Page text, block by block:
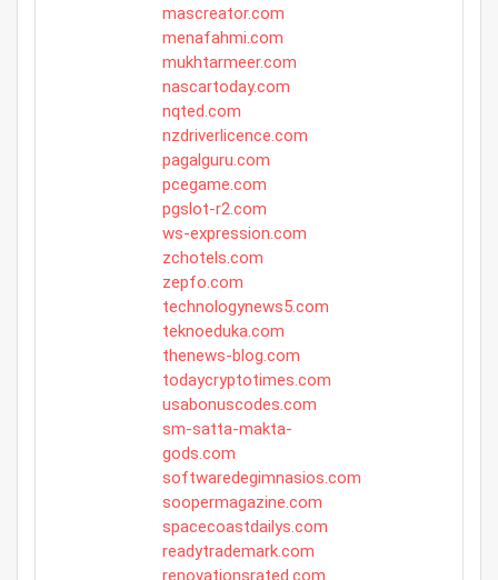
mascreator.com
menafahmi.com
mukhtarmeer.com
nascartoday.com
nqted.com
nzdriverlicence.com
pagalguru.com
pcegame.com
pgslot-r2.com
ws-expression.com
zchotels.com
zepfo.com
technologynews5.com
teknoeduka.com
thenews-blog.com
todaycryptotimes.com
usabonuscodes.com
sm-satta-makta-
gods.com
softwaredegimnasios.com
soopermagazine.com
spacecoastdailys.com
readytrademark.com
renovationsrated.com